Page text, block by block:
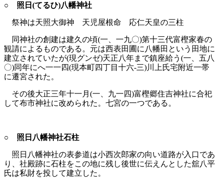
○ 照日(てるひ)八幡神社
祭神は天照大御神 天児屋根命 応仁天皇の三柱
同神社の創建は建久の頃(一、一九〇)第十三代富樫家春の
観請によるものである。元は西表田圃に八幡田という田地に
建立されていたが(現グンゼ)天正八年まで鎮座給う(一、五八
〇)同年にへ一一四(現本町四丁目十六‐三)川上氏宅附近一帯
に遷宮された。
その後大正三年十一月(一、九一四)富樫郷住吉神社に合祀
して布市神社に改められた。七宮の一つである。
○ 照日八幡神社石柱
照日八幡神社の表参道は小西次郎家の向い道路が入口であ
り、社殿跡に石柱をこの地に残し後世に伝えんとした舘八平
氏は私財を投して建立した。